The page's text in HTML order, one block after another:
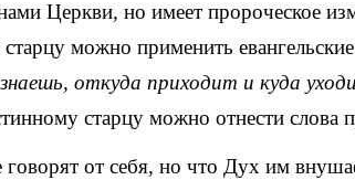
Церкви, но имеет пророческое
можно применить евангельские
откуда приходит и куда
старцу можно отнести слова
от себя, но что Дух им